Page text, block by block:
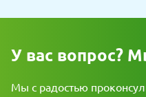
У вас вопрос?
Мы с радостью